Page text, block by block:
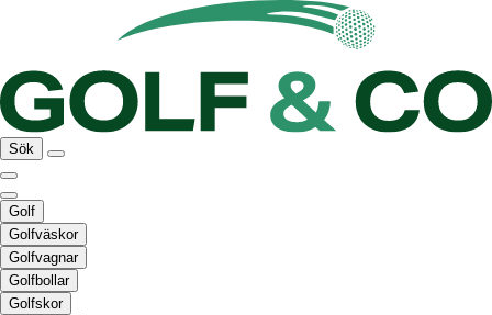
Sök
Golf
Golfväskor
Golfvagnar
Golfbollar
Golfskor